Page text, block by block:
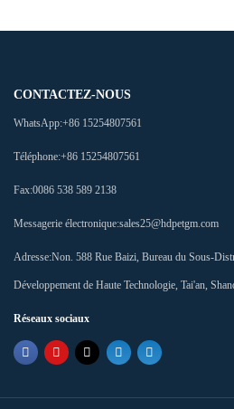
CONTACTEZ-NOUS
WhatsApp:+86 15254807561
Téléphone:+86 15254807561
Fax:0086 538 589 2138
Messagerie électronique:sales25@hdpetgm.com
Adresse:Non. 588 Rue Baizi, Bureau du Sous-
Développement de Haute Technologie, Tai'an,
Réseaux sociaux